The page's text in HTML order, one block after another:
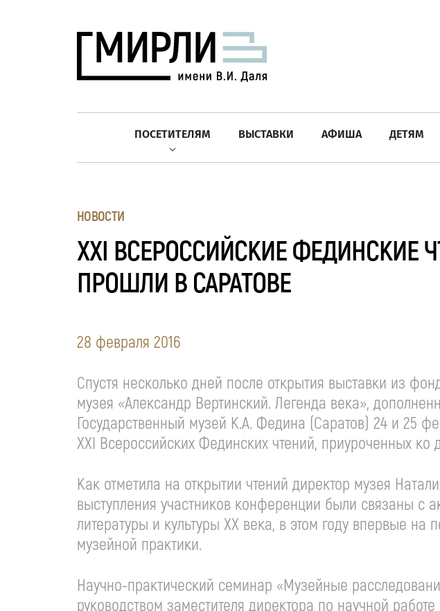
ПОСЕТИТЕЛЯМ ВЫСТАВКИ АФИША ДЕТЯМ
НОВОСТИ
XXI ВСЕРОССИЙСКИЕ ФЕДИНСКИЕ
ПРОШЛИ В САРАТОВЕ
28 февраля 2016
Спустя несколько дней после открытия выставки из
музея «Александр Вертинский. Легенда века»,
Государственный музей К.А. Федина (Саратов) 24 и 25
XXI Всероссийских Фединских чтений, приуроченных
Как отметила на открытии чтений директор музея
выступления участников конференции были связаны с
литературы и культуры ХХ века, в этом году впервые на
музейной практики.
Научно-практический семинар «Музейные
руководством заместителя директора по научной